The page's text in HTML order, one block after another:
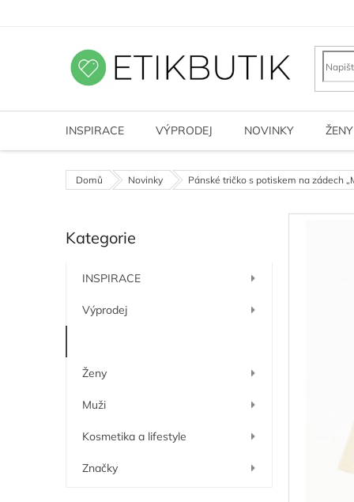
INSPIRACE VÝPRODEJ NOVINKY ŽENY
Domů Novinky Pánské tričko s potiskem na zádech
o
n
í
Přeskočit
kategorie
Kategorie
INSPIRACE
Výprodej
Ženy
Muži
Kosmetika a lifestyle
Značky